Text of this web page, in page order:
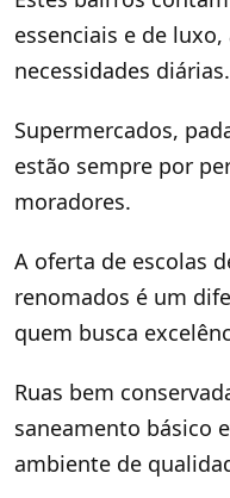
essenciais e de
necessidades diárias.
Supermercados,
estão sempre por
moradores.
A oferta de escolas
renomados é um
quem busca
Ruas bem
saneamento básico
ambiente de